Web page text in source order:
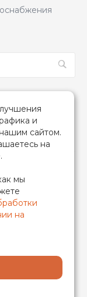
Все права
и
сайтом.
на
мы
на